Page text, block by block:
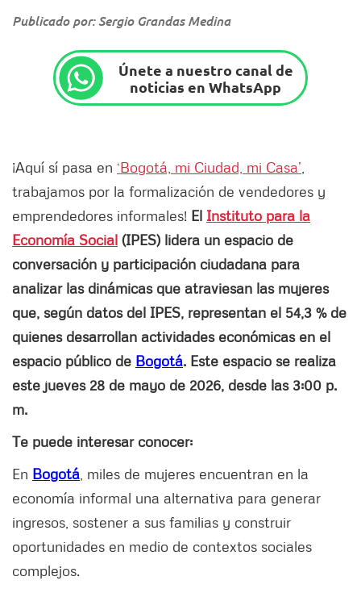
Publicado por: Sergio Grandas Medina
Únete a nuestro canal de
noticias en WhatsApp
¡Aquí sí pasa en ‘Bogotá, mi Ciudad, mi Casa’
trabajamos por la formalización de vendedores y
emprendedores informales! El Instituto para la
Economía Social (IPES) lidera un espacio de
conversación y participación ciudadana para
analizar las dinámicas que atraviesan las mujeres
que, según datos del IPES, representan el 54,3 % de
quienes desarrollan actividades económicas en el
espacio público de Bogotá. Este espacio se realiza
este jueves 28 de mayo de 2026, desde las 3:00 p.
m.
Te puede interesar conocer:
En Bogotá , miles de mujeres encuentran en la
economía informal una alternativa para generar
ingresos, sostener a sus familias y construir
oportunidades en medio de contextos sociales
complejos.